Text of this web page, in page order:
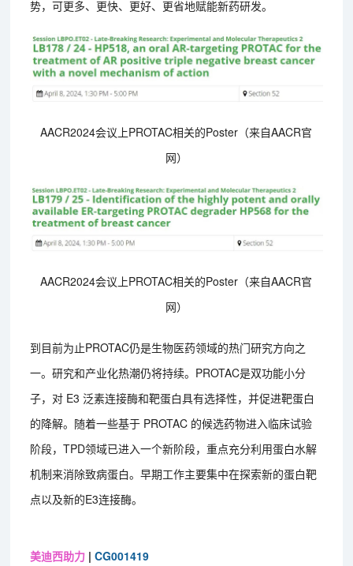
势，可更多、更快、更好、更省地赋能新药研发。
AACR2024会议上PROTAC相关的Poster（来自AACR官
网）
AACR2024会议上PROTAC相关的Poster（来自AACR官
网）
到目前为止PROTAC仍是生物医药领域的热门研究方向之
一。研究和产业化热潮仍将持续。PROTAC是双功能小分
子，对 E3 泛素连接酶和靶蛋白具有选择性，并促进靶蛋白
的降解。随着一些基于 PROTAC 的候选药物进入临床试验
阶段，TPD领域已进入一个新阶段，重点充分利用蛋白水解
机制来消除致病蛋白。早期工作主要集中在探索新的蛋白靶
点以及新的E3连接酶。
美迪西助力 |CG001419